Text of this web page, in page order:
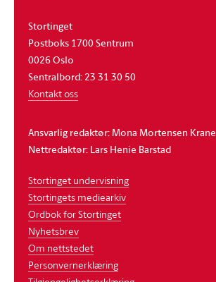
Stortinget
Postboks 1700 Sentrum
0026 Oslo
Sentralbord: 23 31 30 50
Kontakt oss
Ansvarlig redaktør: Mona Mortensen Krane
Nettredaktør: Lars Henie Barstad
Stortinget undervisning
Stortingets mediearkiv
Ordbok for Stortinget
Nyhetsbrev
Om nettstedet
Personvernerklæring